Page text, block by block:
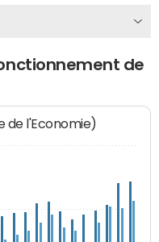
de
de l'Economie)